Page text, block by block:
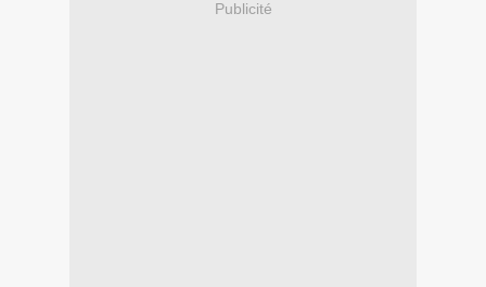
Publicité